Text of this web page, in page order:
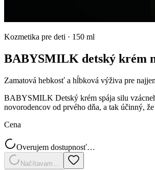
Kozmetika pre deti · 150 ml
BABYSMILK detský krém
Zamatová hebkosť a hĺbková výživa pre
BABYSMILK Detský krém spája silu
novorodencov od prvého dňa, a tak účinný,
Cena
Overujem dostupnosť…
Načítavam…